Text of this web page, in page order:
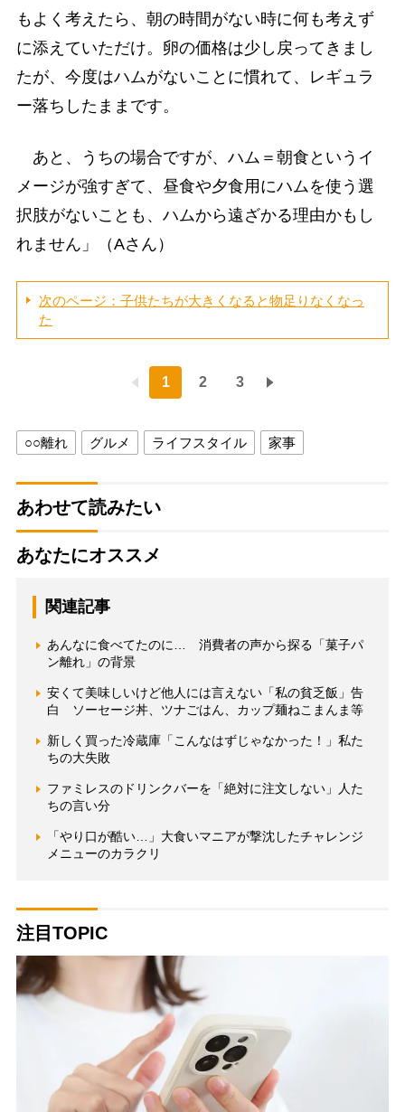
もよく考えたら、朝の時間がない時に何も考えず
に添えていただけ。卵の価格は少し戻ってきまし
たが、今度はハムがないことに慣れて、レギュラ
ー落ちしたままです。
あと、うちの場合ですが、ハム＝朝食というイ
メージが強すぎて、昼食や夕食用にハムを使う選
択肢がないことも、ハムから遠ざかる理由かもし
れません」（Aさん）
次のページ：子供たちが大きくなると物足りなくなっ
た
1 2 3
○○離れ グルメ ライフスタイル 家事
あわせて読みたい
あなたにオススメ
関連記事
あんなに食べてたのに… 消費者の声から探る「菓子パ
ン離れ」の背景
安くて美味しいけど他人には言えない「私の貧乏飯」告
白 ソーセージ丼、ツナごはん、カップ麺ねこまんま等
新しく買った冷蔵庫「こんなはずじゃなかった！」私た
ちの大失敗
ファミレスのドリンクバーを「絶対に注文しない」人た
ちの言い分
「やり口が酷い…」大食いマニアが撃沈したチャレンジ
メニューのカラクリ
注目TOPIC